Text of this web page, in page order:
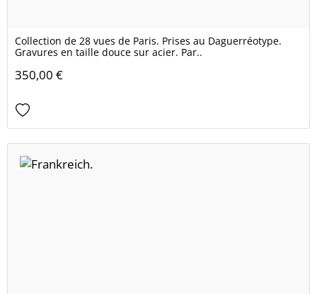
Collection de 28 vues de Paris. Prises au Daguerréotype.
Gravures en taille douce sur acier. Par..
350,00 €